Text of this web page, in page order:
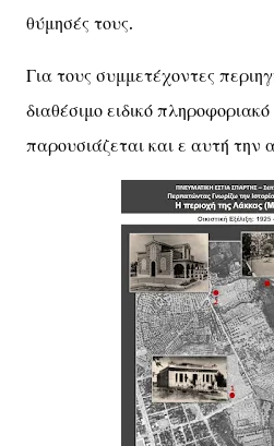
θύμησές τους.
Για τους συμμετέχοντες
διαθέσιμο ειδικό
παρουσιάζεται και ε αυτή την